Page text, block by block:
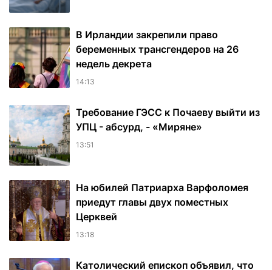
В Ирландии закрепили право
беременных трансгендеров на 26
недель декрета
14:13
Требование ГЭСС к Почаеву выйти из
УПЦ - абсурд, - «Миряне»
13:51
На юбилей Патриарха Варфоломея
приедут главы двух поместных
Церквей
13:18
Католический епископ объявил, что